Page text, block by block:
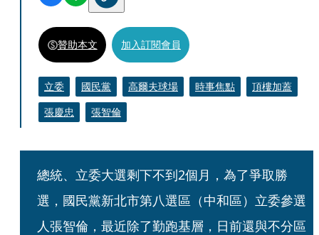
贊助本文 加入訂閱會員
立委 國民黨 高爾夫球場 時事焦點
頂樓加蓋
張慶忠
張智倫
總統、立委大選剩下不到2個月，為了爭取勝
選，國民黨新北市第八選區（中和區）立委參選
人張智倫，最近除了勤跑基層，日前還與不分區